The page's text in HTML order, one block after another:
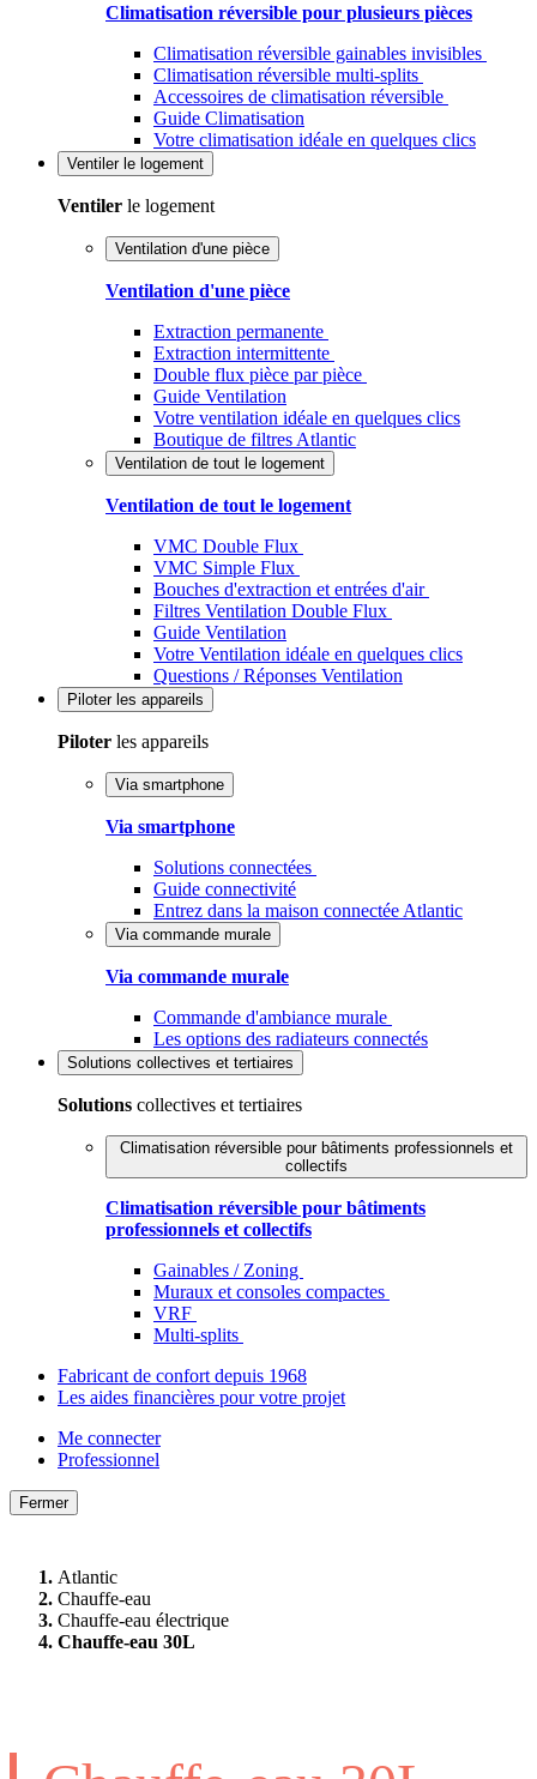
Climatisation réversible pour plusieurs pièces
Climatisation réversible gainables invisibles
Climatisation réversible multi-splits
Accessoires de climatisation réversible
Guide Climatisation
Votre climatisation idéale en quelques clics
Ventiler le logement
Ventiler le logement
Ventilation d'une pièce
Ventilation d'une pièce
Extraction permanente
Extraction intermittente
Double flux pièce par pièce
Guide Ventilation
Votre ventilation idéale en quelques clics
Boutique de filtres Atlantic
Ventilation de tout le logement
Ventilation de tout le logement
VMC Double Flux
VMC Simple Flux
Bouches d'extraction et entrées d'air
Filtres Ventilation Double Flux
Guide Ventilation
Votre Ventilation idéale en quelques clics
Questions / Réponses Ventilation
Piloter les appareils
Piloter les appareils
Via smartphone
Via smartphone
Solutions connectées
Guide connectivité
Entrez dans la maison connectée Atlantic
Via commande murale
Via commande murale
Commande d'ambiance murale
Les options des radiateurs connectés
Solutions collectives et tertiaires
Solutions collectives et tertiaires
Climatisation réversible pour bâtiments professionnels et
collectifs
Climatisation réversible pour bâtiments
professionnels et collectifs
Gainables / Zoning
Muraux et consoles compactes
VRF
Multi-splits
Fabricant de confort depuis 1968
Les aides financières pour votre projet
Me connecter
Professionnel
Fermer
Atlantic
Chauffe-eau
Chauffe-eau électrique
Chauffe-eau 30L